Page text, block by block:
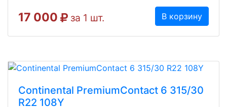
17 000 за 1 шт. В корзину
Continental PremiumContact 6 315/30
R22 108Y